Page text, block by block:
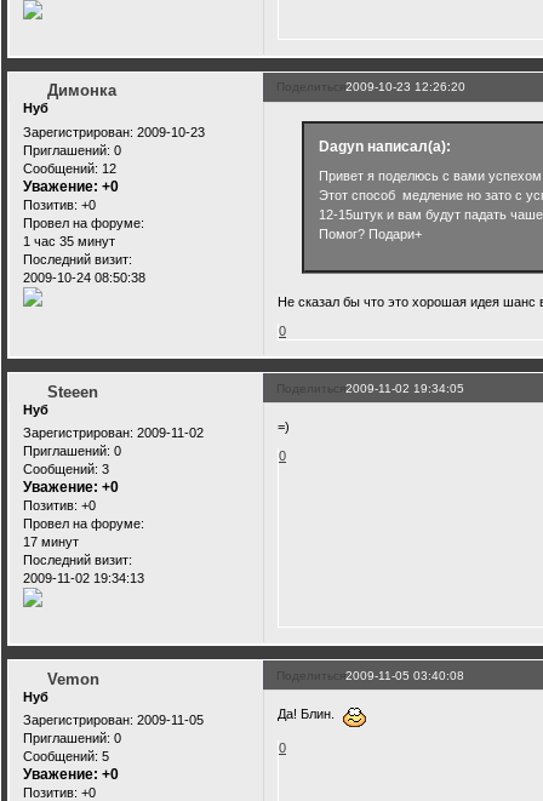
Поделиться2009-10-23 12:26:20
Димонка
Нуб
Зарегистрирован: 2009-10-23
Приглашений: 0
Сообщений: 12
Уважение: +0
Позитив: +0
Провел на форуме:
1 час 35 минут
Последний визит:
2009-10-24 08:50:38
Dagyn написал(а):
Привет я поделюсь с вами
Этот способ медление но зато с
12-15штук и вам будут падать
Помог? Подари+
Не сказал бы что это хорошая идея шанс
0
Поделиться2009-11-02 19:34:05
Steeen
Нуб
Зарегистрирован: 2009-11-02
Приглашений: 0
Сообщений: 3
Уважение: +0
Позитив: +0
Провел на форуме:
17 минут
Последний визит:
2009-11-02 19:34:13
=)
0
Поделиться2009-11-05 03:40:08
Vemon
Нуб
Зарегистрирован: 2009-11-05
Приглашений: 0
Сообщений: 5
Уважение: +0
Позитив: +0
Да! Блин.
0